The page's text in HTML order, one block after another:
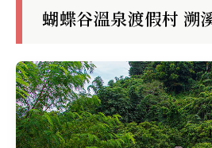
蝴蝶谷溫泉渡假村 溯